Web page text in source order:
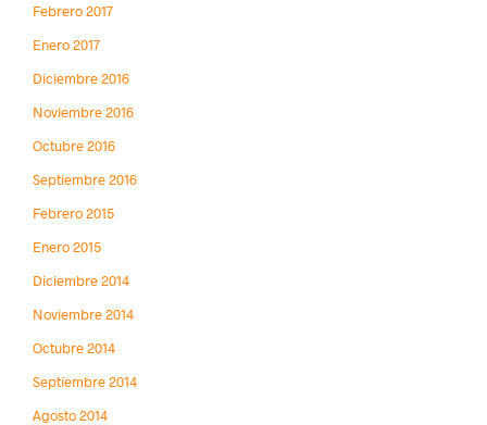
Febrero 2017
Enero 2017
Diciembre 2016
Noviembre 2016
Octubre 2016
Septiembre 2016
Febrero 2015
Enero 2015
Diciembre 2014
Noviembre 2014
Octubre 2014
Septiembre 2014
Agosto 2014